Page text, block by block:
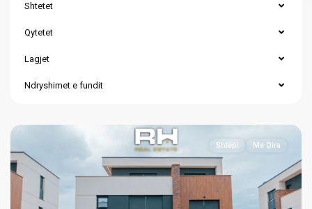
Shtetet
Qytetet
Lagjet
Ndryshimet e fundit
Shtëpi Me Qira